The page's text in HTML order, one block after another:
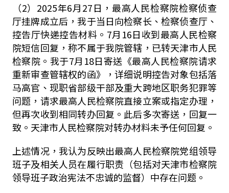
（2）2025年6月27日，最高人民检察院检察侦查
厅挂牌成立后，我于当日向检察长、检察侦查厅、
控告厅快递控告材料。7月16日收到最高人民检察
院短信回复，称不属于我院管辖，已转天津市人民
检察院。我于7月18日寄送《最高人民检察院请求
重新审查管辖权的函》，详细说明控告对象包括落
马高官、现职省部级干部及重大跨地区职务犯罪等
问题，请求最高人民检察院直接立案或指定办理，
但再次收到相同转办回复。此后多次寄送，回复一
致。天津市人民检察院对转办材料未予任何回复。
上述情况，我认为反映出最高人民检察院党组领导
班子及相关人员在履行职责（包括对天津市检察院
领导班子政治宪法不忠诚的监督）中存在问题。